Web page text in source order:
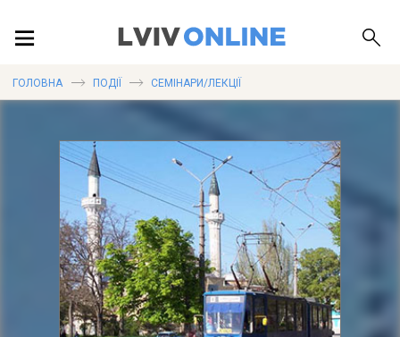
ПУБЛІКАЦІЇ
ДОВІДКА
ГОЛОВНА ПОДІЇ СЕМІНАРИ/ЛЕКЦІЇ